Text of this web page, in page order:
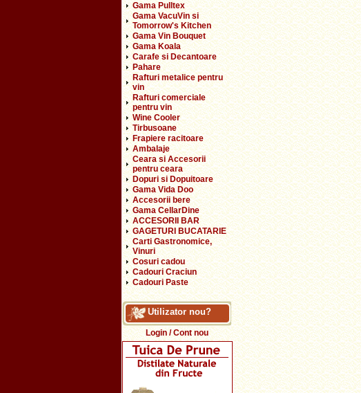
Gama Pulltex
Gama VacuVin si
Tomorrow's Kitchen
Gama Vin Bouquet
Gama Koala
Carafe si Decantoare
Pahare
Rafturi metalice pentru
vin
Rafturi comerciale
pentru vin
Wine Cooler
Tirbusoane
Frapiere racitoare
Ambalaje
Ceara si Accesorii
pentru ceara
Dopuri si Dopuitoare
Gama Vida Doo
Accesorii bere
Gama CellarDine
ACCESORII BAR
GAGETURI BUCATARIE
Carti Gastronomice,
Vinuri
Cosuri cadou
Cadouri Craciun
Cadouri Paste
Utilizator nou?
Login / Cont nou